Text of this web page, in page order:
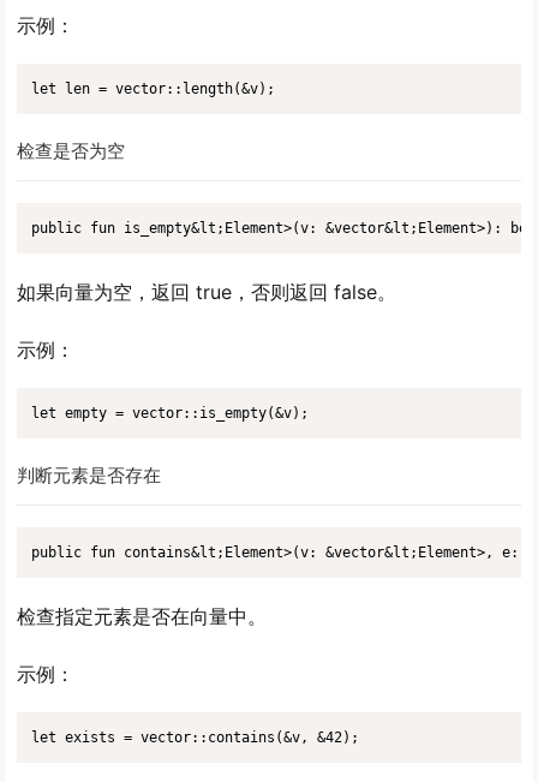
示例：
let len = vector::length(&v);
检查是否为空
public fun is_empty&lt;Element>(v: &vector&lt;Element>):
如果向量为空，返回 true，否则返回 false。
示例：
let empty = vector::is_empty(&v);
判断元素是否存在
public fun contains&lt;Element>(v: &vector&lt;Element>, e:
检查指定元素是否在向量中。
示例：
let exists = vector::contains(&v, &42);